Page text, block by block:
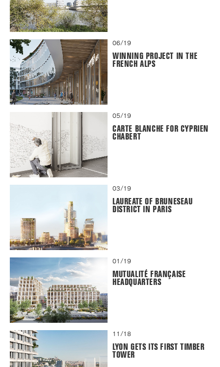
06/19
WINNING PROJECT IN THE
FRENCH ALPS
05/19
CARTE BLANCHE FOR CYPRIEN
CHABERT
03/19
LAUREATE OF BRUNESEAU
DISTRICT IN PARIS
01/19
MUTUALITÉ FRANÇAISE
HEADQUARTERS
11/18
LYON GETS ITS FIRST TIMBER
TOWER